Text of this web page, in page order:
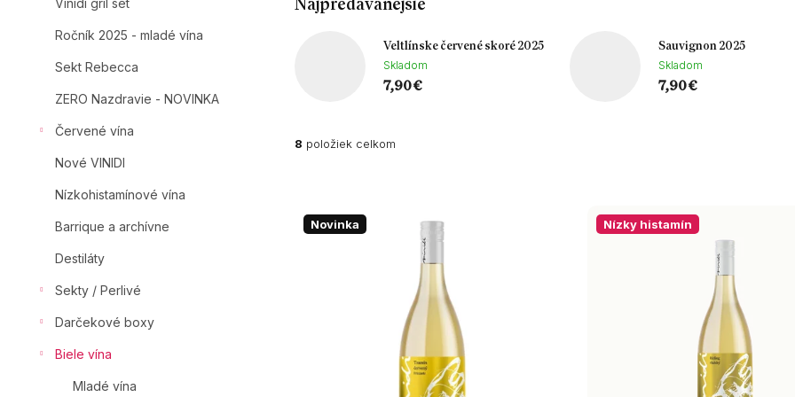
Vinidi gril set
Ročník 2025 - mladé vína
Sekt Rebecca
ZERO Nazdravie - NOVINKA
Červené vína
Nové VINIDI
Nízkohistamínové vína
Barrique a archívne
Destiláty
Sekty / Perlivé
Darčekové boxy
Biele vína
Mladé vína
Veltlínske červené skoré 2025
Skladom
7,90 €
Sauvignon 2025
Skladom
7,90 €
8 položiek celkom
p Novinka Nízky histamín